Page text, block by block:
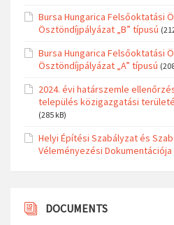
Bursa Hungarica Felsőoktatási
Ösztöndíjpályázat „B” típusú
Bursa Hungarica Felsőoktatási
Ösztöndíjpályázat „A” típusú
2024. évi határszemle
település közigazgatási
(285 kB)
Helyi Építési Szabályzat és
Véleményezési Dokumentációja
DOCUMENTS